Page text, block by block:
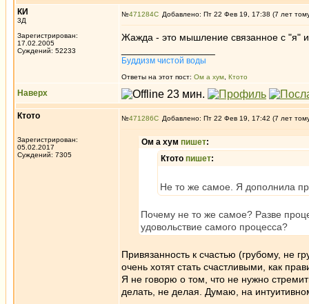
КИ
3Д
Зарегистрирован:
17.02.2005
Суждений: 52233
№471284 Добавлено: Пт 22 Фев 19, 17:38 (7 лет
Жажда - это мышление связанное с "я"
Буддизм чистой воды
Ответы на этот пост: Ом а хум Ктото
Наверх
Ктото
Зарегистрирован:
05.02.2017
Суждений: 7305
№471286 Добавлено: Пт 22 Фев 19, 17:42 (7 лет
Ом а хум пишет:
Ктото пишет:
Не то же самое. Я дополнила
Почему не то же самое? Разве
удовольствие самого процесса?
Привязанность к счастью (грубому, не
очень хотят стать счастливыми, как
Я не говорю о том, что не нужно
делать, не делая. Думаю, на